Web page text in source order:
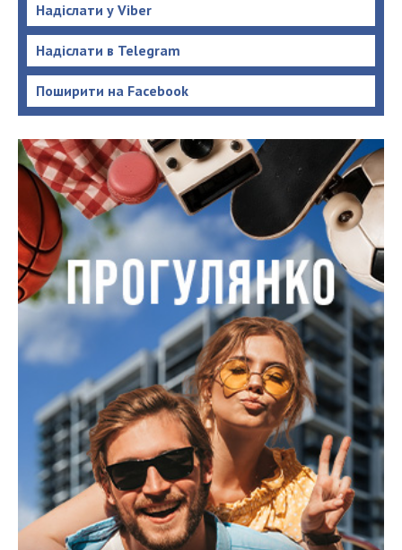
Надіслати у Viber
Надіслати в Telegram
Поширити на Facebook